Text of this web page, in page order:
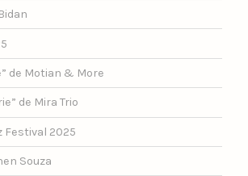
de Motian & More
de Mira Trio
Festival 2025
Souza